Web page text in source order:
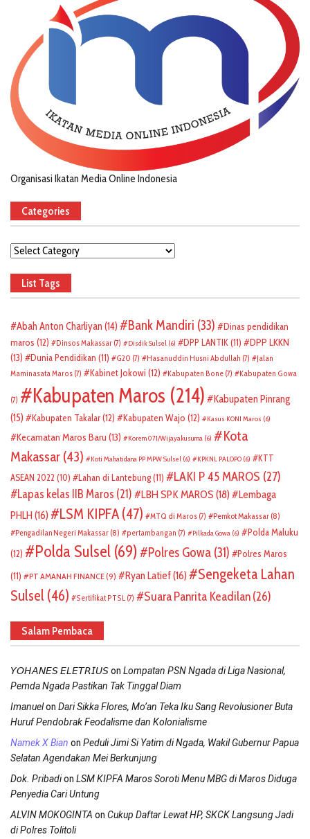
Organisasi Ikatan Media Online Indonesia
Categories
Categories
List Tags
Abah Anton Charliyan (14) Bank Mandiri (33)
Dinas pendidikan
maros (12) Dinsos Makassar (7) Disdik Sulsel (6) DPP LANTIK(11)
DPP LKKN
(13)
Dunia Pendidikan (11) G20 (7) Hasanuddin Husni Abdullah (7)
Jalan
Maminasata Maros (7) Kabinet Jokowi (12) Kabupaten Bone (7) Kabupaten Gowa
(7) Kabupaten Maros (214)
Kabupaten Pinrang
(15)
Kabupaten Takalar(12) Kabupaten Wajo (12) Kasus KONI Maros (6)
Kecamatan Maros Baru (13) Korem 071/Wijayakusuma (6)
Kota
Makassar (43) Koti Mahatidana PP MPW Sulsel (6) KPKNL PALOPO (6)
KTT
ASEAN 2022 (10) Lahan di Lantebung(11) LAKI P 45 MAROS (27)
Lapas kelas IIB Maros (21) LBH SPK MAROS (18)
Lembaga
PHLH (16) LSM KIPFA (47) MTQ di Maros (7) Pemkot Makassar (8)
Pengadilan Negeri Makassar (8) pertambangan (7) Pilkada Gowa (6)
Polda Maluku
(12)
Polda Sulsel (69) Polres Gowa (31)
Polres Maros
(11)
PT AMANAH FINANCE(9) Ryan Latief(16)
Sengeketa Lahan
Sulsel (46) Sertifikat PTSL (7) Suara Panrita Keadilan(26)
Salam Pembaca
𝘠𝘖𝘏𝘈𝘕𝘌𝘚 𝘌𝘓𝘌𝘛𝘙𝘐𝘜𝘚on Lompatan PSN Ngada di Liga Nasional,
Pemda Ngada Pastikan Tak Tinggal Diam
Imanuelon Dari Sikka Flores, Mo’an Teka Iku Sang Revolusioner Buta
Huruf Pendobrak Feodalisme dan Kolonialisme
Namek X Bian on Peduli Jimi Si Yatim di Ngada, Wakil Gubernur Papua
Selatan Agendakan Mei Berkunjung
Dok. Pribadion LSM KIPFA Maros Soroti Menu MBG di Maros Diduga
Penyedia Cari Untung
ALVIN MOKOGINTA on Cukup Daftar Lewat HP, SKCK Langsung Jadi
di Polres Tolitoli